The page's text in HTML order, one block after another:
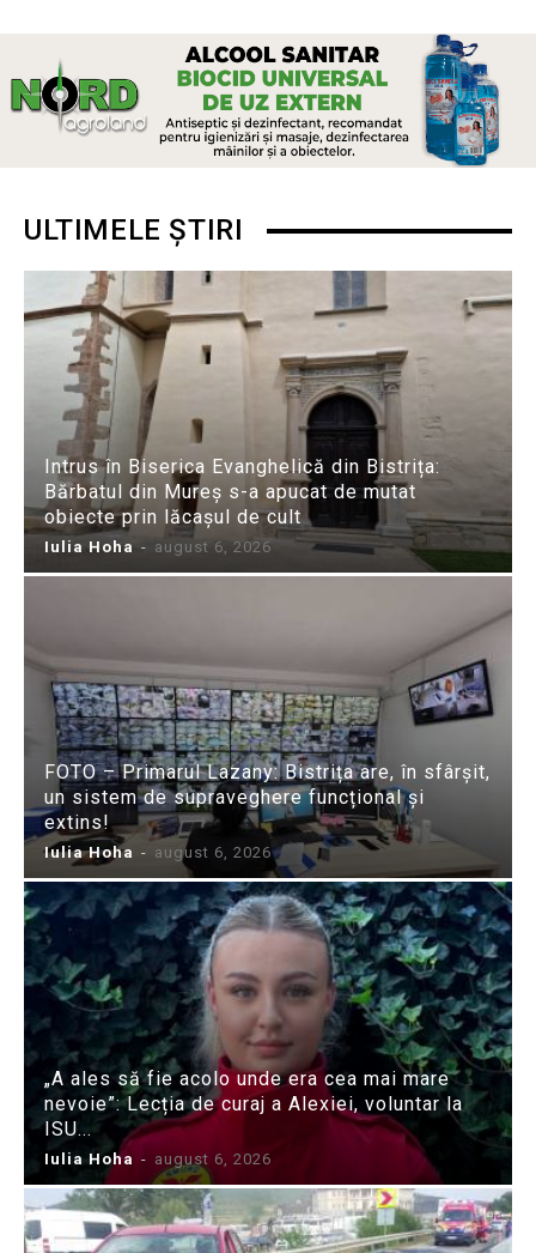
ULTIMELE ȘTIRI
Intrus în Biserica Evanghelică din Bistrița:
Bărbatul din Mureș s-a apucat de mutat
obiecte prin lăcașul de cult
Iulia Hoha - august 6, 2026
FOTO – Primarul Lazany: Bistrița are, în sfârșit,
un sistem de supraveghere funcțional și
extins!
Iulia Hoha - august 6, 2026
„A ales să fie acolo unde era cea mai mare
nevoie”: Lecția de curaj a Alexiei, voluntar la
ISU...
Iulia Hoha - august 6, 2026